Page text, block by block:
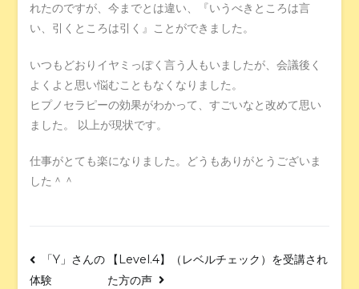
れたのですが、今までとは違い、『いうべきところは言
い、引くところは引く』ことができました。
いつもどおりイヤミっぽく言う人もいましたが、会議後く
よくよと思い悩むこともなくなりました。
ヒプノセラピーの効果がわかって、すごいなと改めて思い
ました。 以上が現状です。
仕事がとても楽になりました。どうもありがとうございま
した＾＾
「Y」さんの
体験
【Level.4】（レベルチェック）を受講され
た方の声